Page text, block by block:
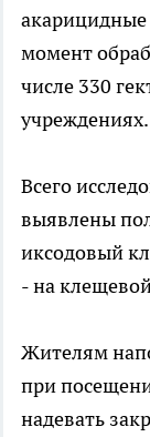
момент
числе 330
учреждениях.
Всего
выявлены
иксодовый
- на
Жителям
при
надевать